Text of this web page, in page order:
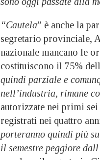
“Cautela” è anche la
segretario provinciale,
nazionale mancano le
costituiscono il 75%
quindi parziale e
nell’industria, rimane
autorizzate nei primi
registrati nei quattro
porteranno quindi più
il semestre peggiore